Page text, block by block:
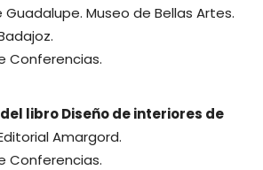
Museo de Bellas Artes.
Conferencias.
libro Diseño de interiores de
Amargord.
Conferencias.